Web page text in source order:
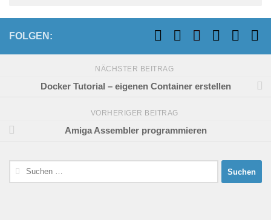
FOLGEN:
NÄCHSTER BEITRAG
Docker Tutorial – eigenen Container erstellen
VORHERIGER BEITRAG
Amiga Assembler programmieren
Suchen
nach: